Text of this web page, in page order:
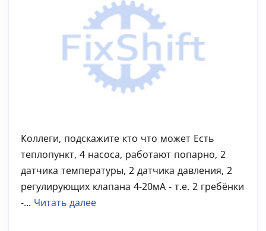
Коллеги, подскажите кто что может Есть
теплопункт, 4 насоса, работают попарно, 2
датчика температуры, 2 датчика давления, 2
регулирующих клапана 4-20мА - т.е. 2 гребёнки
-... Читать далее